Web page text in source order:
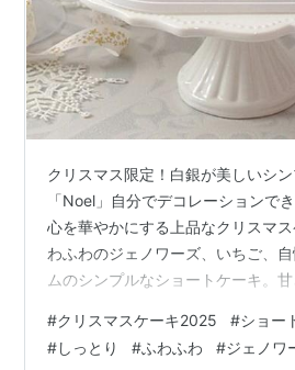
クリスマス限定！白銀が美しいシ
「Noel」自分でデコレーションで
心を華やかにする上品なクリスマ
わふわのジェノワーズ、いちご、
ムのシンプルなショートケーキ。
ョンできるので、お子様とフルー
練された上品なデザインは大人のク
#クリスマスケーキ2025 #ショー
#しっとり #ふわふわ #ジェノワ